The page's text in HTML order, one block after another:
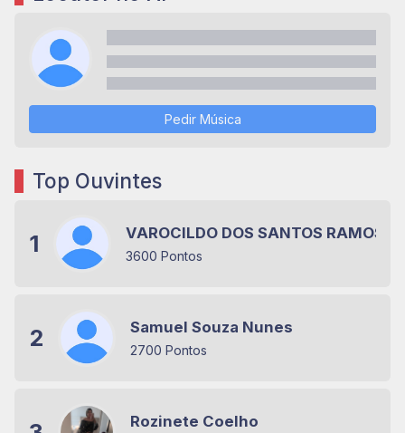
Pedir Música
Top Ouvintes
1 VAROCILDO DOS SANTOS RAMOS
3600 Pontos
2 Samuel Souza Nunes
2700 Pontos
Rozinete Coelho